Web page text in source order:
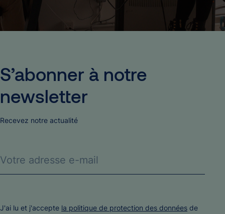
S’abonner à notre
newsletter
Recevez notre actualité
J'ai lu et j'accepte la politique de protection des données de